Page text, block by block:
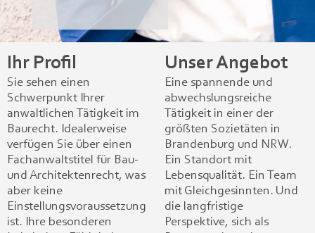
Ihr Profil
Sie sehen einen
Schwerpunkt Ihrer
anwaltlichen Tätigkeit im
Baurecht. Idealerweise
verfügen Sie über einen
Fachanwaltstitel für Bau-
und Architektenrecht, was
aber keine
Einstellungsvoraussetzung
ist. Ihre besonderen
Unser Angebot
Eine spannende und
abwechslungsreiche
Tätigkeit in einer der
größten Sozietäten in
Brandenburg und NRW.
Ein Standort mit
Lebensqualität. Ein Team
mit Gleichgesinnten. Und
die langfristige
Perspektive, sich als